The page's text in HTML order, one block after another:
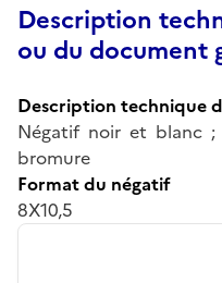
Description
ou du document
Description technique
Négatif noir et blanc ;
bromure
Format du négatif
8X10,5